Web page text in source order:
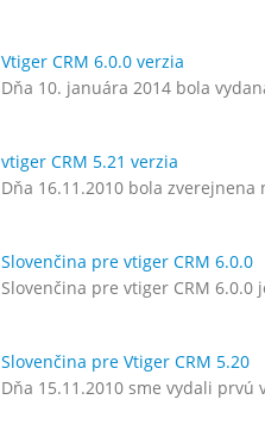
Vtiger CRM 6.0.0 verzia
Dňa 10. januára 2014 bola
vtiger CRM 5.21 verzia
Dňa 16.11.2010 bola
Slovenčina pre vtiger CRM 6.0.0
Slovenčina pre vtiger CRM
Slovenčina pre Vtiger CRM 5.20
Dňa 15.11.2010 sme vydali